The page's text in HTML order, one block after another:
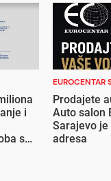
i
s
EUROCENTAR
Prodajete
Auto salon
Sarajevo je
adresa